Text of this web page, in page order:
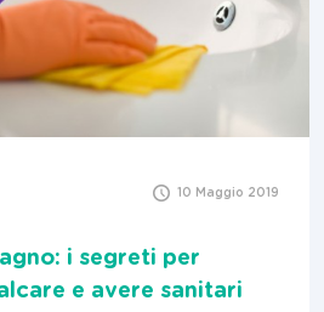
10 Maggio 2019
i segreti per
e avere sanitari